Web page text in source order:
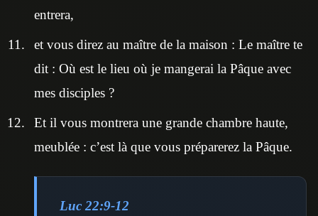
entrera,
et vous direz au maître de la maison : Le maître te
dit : Où est le lieu où je mangerai la Pâque avec
mes disciples ?
Et il vous montrera une grande chambre haute,
meublée : c’est là que vous préparerez la Pâque.
Luc 22:9-12